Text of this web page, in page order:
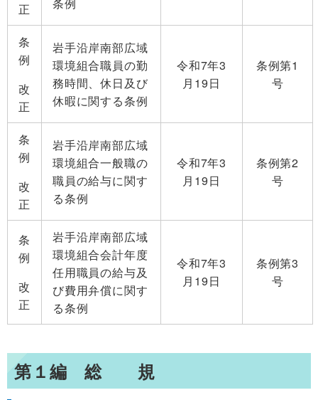
正
条
例
改
正
岩手沿岸南部広域
環境組合職員の勤
務時間、休日及び
休暇に関する条例
令和7年3
月19日
条例第1
号
条
例
改
正
岩手沿岸南部広域
環境組合一般職の
職員の給与に関す
る条例
令和7年3
月19日
条例第2
号
条
例
改
正
岩手沿岸南部広域
環境組合会計年度
任用職員の給与及
び費用弁償に関す
る条例
令和7年3
月19日
条例第3
号
第１編 総 規